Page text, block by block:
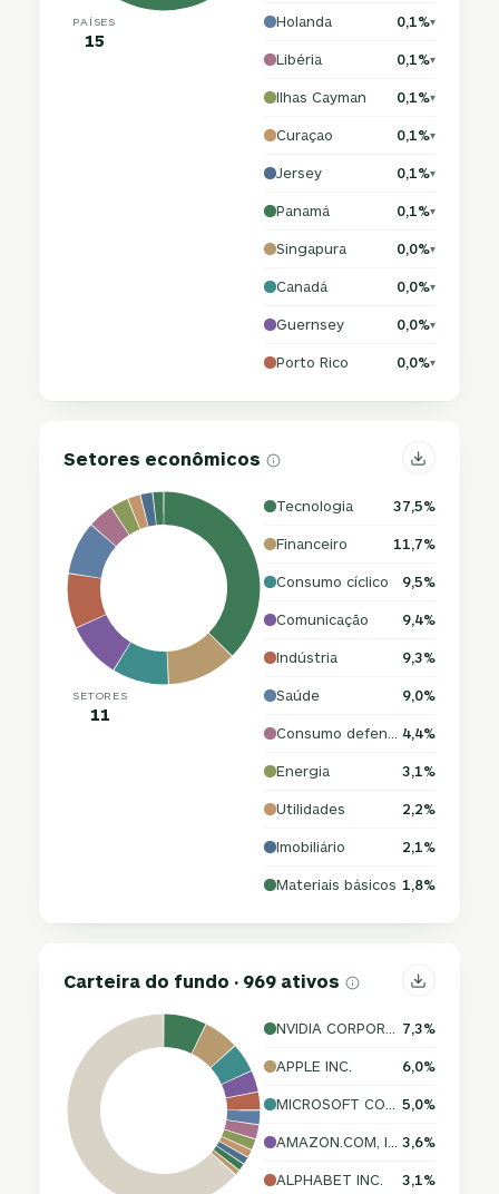
PAÍSES
15
Holanda 0,1%▾
Libéria 0,1%▾
Ilhas Cayman 0,1%▾
Curaçao 0,1%▾
Jersey 0,1%▾
Panamá 0,1%▾
Singapura 0,0%▾
Canadá 0,0%▾
Guernsey 0,0%▾
Porto Rico 0,0%▾
Setores econômicos
SETORES
11
Tecnologia 37,5%
Financeiro 11,7%
Consumo cíclico 9,5%
Comunicação 9,4%
Indústria 9,3%
Saúde 9,0%
4,4%
Energia 3,1%
Utilidades 2,2%
Imobiliário 2,1%
Materiais básicos 1,8%
Carteira do fundo · 969 ativos
7,3%
APPLE INC. 6,0%
5,0%
3,6%
ALPHABET INC. 3,1%